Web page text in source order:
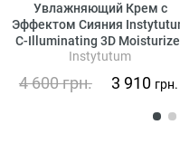
Увлажняющий Крем с
Эффектом Сияния
C-Illuminating 3D
Instytutum
4 600грн. 3 910 грн.